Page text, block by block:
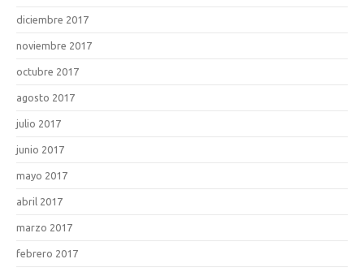
diciembre 2017
noviembre 2017
octubre 2017
agosto 2017
julio 2017
junio 2017
mayo 2017
abril 2017
marzo 2017
febrero 2017